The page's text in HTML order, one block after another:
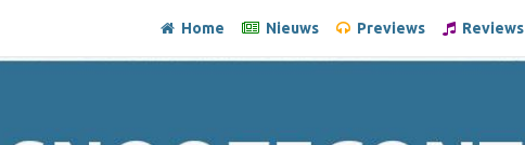
Home Nieuws Previews Reviews